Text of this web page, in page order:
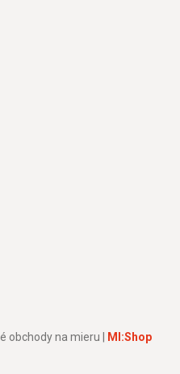
obchody na mieru | MI:Shop